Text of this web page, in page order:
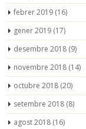
febrer 2019 (16)
gener 2019 (17)
desembre 2018 (9)
novembre 2018 (14)
octubre 2018 (20)
setembre 2018 (8)
agost 2018 (16)